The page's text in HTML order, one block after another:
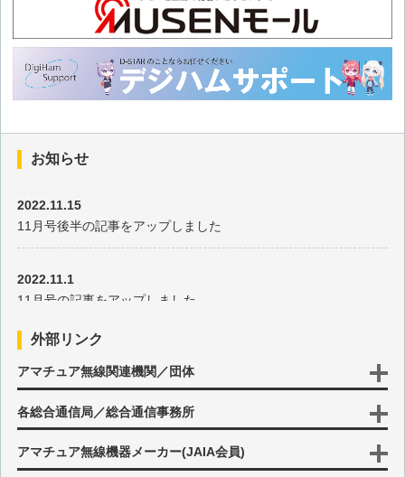
その118 タイで7回目のSEANETコンベンションを開催 2000
年(1)
年(2)
その115 中国に返還されたマカオから記念コールで運用 1999
その113 フィンランド・ドイツ・フランスの紹介です 1998年
(3)
その112 YLコンベンションでのスヴァールバル諸島など 1998
お知らせ
2022.11.15
11月号後半の記事をアップしました
2022.11.1
11月号の記事をアップしました
2022.10.17
10月号後半の記事をアップしました
2022.10.3
10月号の記事をアップしました
外部リンク
アマチュア無線関連機関／団体
各総合通信局／総合通信事務所
アマチュア無線機器メーカー(JAIA会員)